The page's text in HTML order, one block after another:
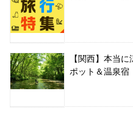
【関西】本当
ポット＆温泉宿